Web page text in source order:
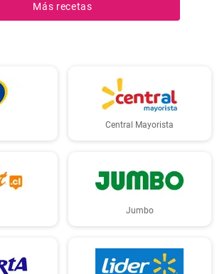
Más recetas
Central Mayorista
Jumbo